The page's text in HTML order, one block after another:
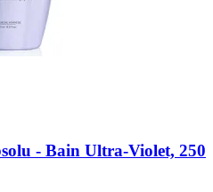
-​ Bain Ultra-​Violet, 250